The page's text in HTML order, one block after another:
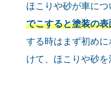
ほこりや砂が車に
でこすると塗装の
する時はまず初め
けて、ほこりや砂を